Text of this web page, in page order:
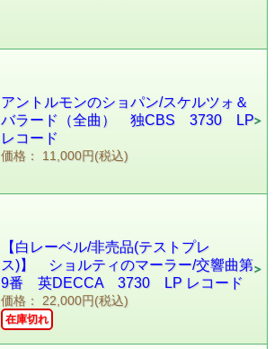
アントルモンのショパン/スケルツォ＆
バラード（全曲） 独CBS 3730 LP
レコード
価格： 11,000円(税込)
【白レーベル/非売品(テストプレ
ス)】 ショルティのマーラー/交響曲第
9番 英DECCA 3730 LP レコード
価格： 22,000円(税込)
在庫切れ